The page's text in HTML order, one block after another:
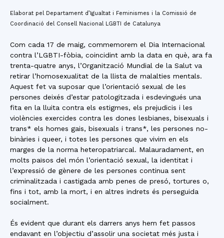
Elaborat pel Departament d’Igualtat i Feminismes i la Comissió de
Coordinació del Consell Nacional LGBTI de Catalunya
Com cada 17 de maig, commemorem el Dia Internacional
contra l’LGBTI-fòbia, coincidint amb la data en què, ara fa
trenta-quatre anys, l’Organització Mundial de la Salut va
retirar l’homosexualitat de la llista de malalties mentals.
Aquest fet va suposar que l’orientació sexual de les
persones deixés d’estar patologitzada i esdevingués una
fita en la lluita contra els estigmes, els prejudicis i les
violències exercides contra les dones lesbianes, bisexuals i
trans* els homes gais, bisexuals i trans*, les persones no-
binàries i queer, i totes les persones que vivim en els
marges de la norma heteropatriarcal. Malauradament, en
molts països del món l’orientació sexual, la identitat i
l’expressió de gènere de les persones continua sent
criminalitzada i castigada amb penes de presó, tortures o,
fins i tot, amb la mort, i en altres indrets és perseguida
socialment.
És evident que durant els darrers anys hem fet passos
endavant en l’objectiu d’assolir una societat més justa i